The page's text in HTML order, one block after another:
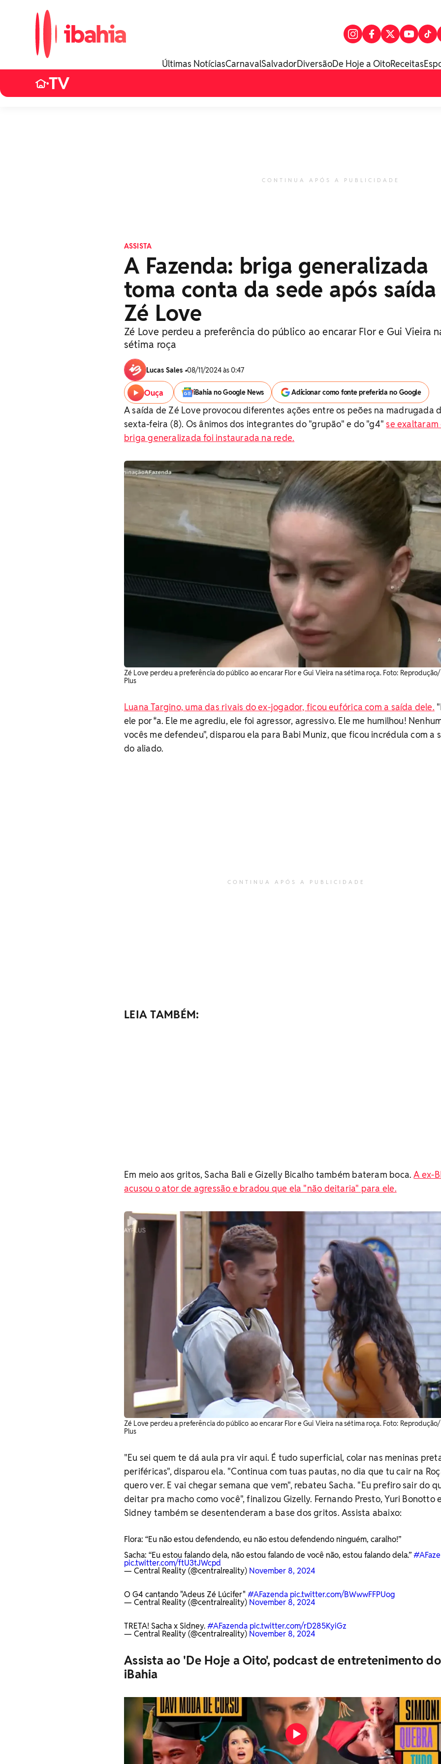
Últimas NotíciasCarnavalSalvadorDiversãoDe Hoje a OitoReceitas
•TV
CONTINUA APÓS A PUBLICIDADE
ASSISTA
A Fazenda: briga generalizada
toma conta da sede após
Zé Love
Zé Love perdeu a preferência do público ao encarar Flor e Gui Vieira
sétima roça
Lucas Sales •08/11/2024 às 0:47
Ouça iBahia no Google News Adicionar como fonte preferida no Google
A saída de Zé Love provocou diferentes ações entre os peões na madrugada
sexta-feira (8). Os ânimos dos integrantes do "grupão" e do "g4"se exaltaram
briga generalizada foi instaurada na rede.
Zé Love perdeu a preferência do público ao encarar Flor e Gui Vieira na sétima roça. Foto:
Plus
Luana Targino, uma das rivais do ex-jogador, ficou eufórica com a saída dele.
ele por*a. Ele me agrediu, ele foi agressor, agressivo. Ele me humilhou!
vocês me defendeu", disparou ela para Babi Muniz, que ficou incrédula com a
do aliado.
CONTINUA APÓS A PUBLICIDADE
LEIA TAMBÉM:
Em meio aos gritos, Sacha Bali e Gizelly Bicalho também bateram boca.A ex-
acusou o ator de agressão e bradou que ela "não deitaria" para ele.
Zé Love perdeu a preferência do público ao encarar Flor e Gui Vieira na sétima roça. Foto:
Plus
"Eu sei quem te dá aula pra vir aqui. É tudo superficial, colar nas meninas
periféricas", disparou ela. "Continua com tuas pautas, no dia que tu cair na
quero ver. E vai chegar semana que vem", rebateu Sacha. "Eu prefiro sair do
deitar pra macho como você", finalizou Gizelly. Fernando Presto, Yuri Bonotto
Sidney também se desentenderam a base dos gritos. Assista abaixo:
Flora: “Eu não estou defendendo, eu não estou defendendo ninguém, caralho!”
Sacha: “Eu estou falando dela, não estou falando de você não, estou falando dela.”
pic.twitter.com/ftU3tJWcpd
— Central Reality (@centralreality) November 8, 2024
O G4 cantando "Adeus Zé Lúcifer" #AFazenda pic.twitter.com/BWwwFFPUog
— Central Reality (@centralreality) November 8, 2024
TRETA! Sacha x Sidney.#AFazenda pic.twitter.com/rD285KyiGz
— Central Reality (@centralreality) November 8, 2024
Assista ao 'De Hoje a Oito', podcast de entretenimento do
iBahia